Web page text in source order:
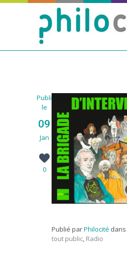
Publié
le
09
Jan
0
Publié parPhilocité dans
tout public, Radio